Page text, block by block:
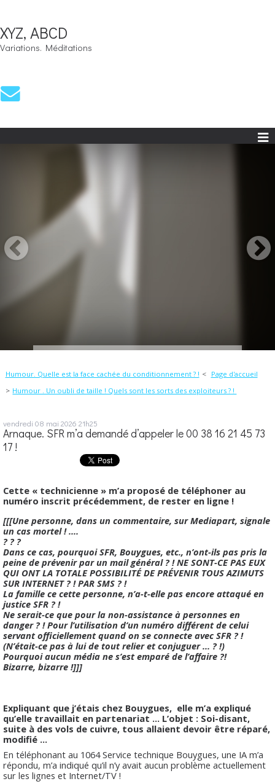
XYZ, ABCD
Variations. Méditations
Humour. Quelle est la face cachée du conditionnement ? !
Page d'accueil
Humour . Un oubli de taille ! Quels sont les sorts des exploiteurs ? !
vendredi 08 mai 2026 21h25
Arnaque. SFR m’a demandé d’appeler le 00 38 16 21 45 73
17 !
Cette « technicienne » m’a proposé de téléphoner au
numéro inscrit précédemment, de rester en ligne !
[[[Une personne, dans un commentaire, sur Mediapart, signale
un cas mortel ! ….
? ? ?
Dans ce cas, pourquoi SFR, Bouygues, etc., n’ont-ils pas pris la
peine de prévenir par un mail général ? ! NE SONT-CE PAS EUX
QUI ONT LA TOTALE POSSIBILITÉ DE PRÉVENIR TOUS AZIMUTS
SUR INTERNET ? ! PAR SMS ? !
La famille ce cette personne, n’a-t-elle pas encore attaqué en
justice SFR ? !
Ne serait-ce que pour la non-assistance à personnes en
danger ? ! Pour l’utilisation d’un numéro différent de celui
servant officiellement quand on se connecte avec SFR ? !
(N’était-ce pas à lui de tout relier et conjuguer … ? !)
Pourquoi aucun média ne s’est emparé de l’affaire ?!
Bizarre, bizarre !]]]
Expliquant que j’étais chez Bouygues, elle m’a expliqué
qu’elle travaillait en partenariat … L’objet : Soi-disant,
suite à des vols de cuivre, tous allaient devoir être réparé,
modifié …
En téléphonant au 1064 Service technique Bouygues, une IA m’a
répondu, m’a indiqué qu’il n’y avait aucun problème actuellement
sur les lignes et Internet/TV !